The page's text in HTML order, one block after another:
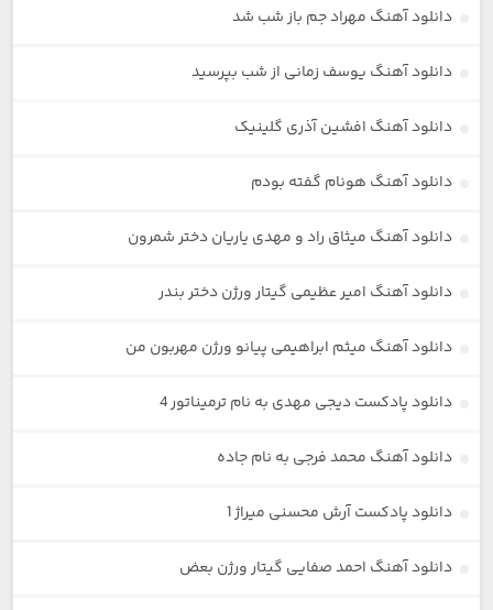
دانلود آهنگ مهراد جم باز شب شد
دانلود آهنگ یوسف زمانی از شب بپرسید
دانلود آهنگ افشین آذری گلینیک
دانلود آهنگ هونام گفته بودم
دانلود آهنگ میثاق راد و مهدی یاریان دختر شمرون
دانلود آهنگ امیر عظیمی گیتار ورژن دختر بندر
دانلود آهنگ میثم ابراهیمی پیانو ورژن مهربون من
دانلود پادکست دیجی مهدی به نام ترمیناتور 4
دانلود آهنگ محمد فرجی به نام جاده
دانلود پادکست آرش محسنی میراژ 1
دانلود آهنگ احمد صفایی گیتار ورژن بعض